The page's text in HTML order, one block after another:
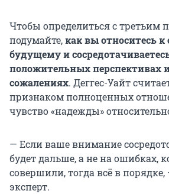
Чтобы определиться с третьим
подумайте,как вы относитесь к
будущему и
положительных перспективах
сожалениях. Деггес-Уайт
признаком полноценных
чувство «надежды»
— Если ваше внимание
будет дальше, а не на ошибках,
совершили, тогда всё в
эксперт.